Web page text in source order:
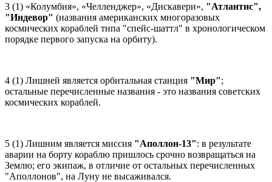
3 (1) «Колумбия», «Челленджер», «Дискавери», "Атлантис",
"Индевор" (названия американских многоразовых
космических кораблей типа "спейс-шаттл" в хронологическом
порядке первого запуска на орбиту).
4 (1) Лишней является орбитальная станция "Мир";
остальные перечисленные названия - это названия советских
космических кораблей.
5 (1) Лишним является миссия "Аполлон-13": в результате
аварии на борту кораблю пришлось срочно возвращаться на
Землю; его экипаж, в отличие от остальных перечисленных
"Аполлонов", на Луну не высаживался.